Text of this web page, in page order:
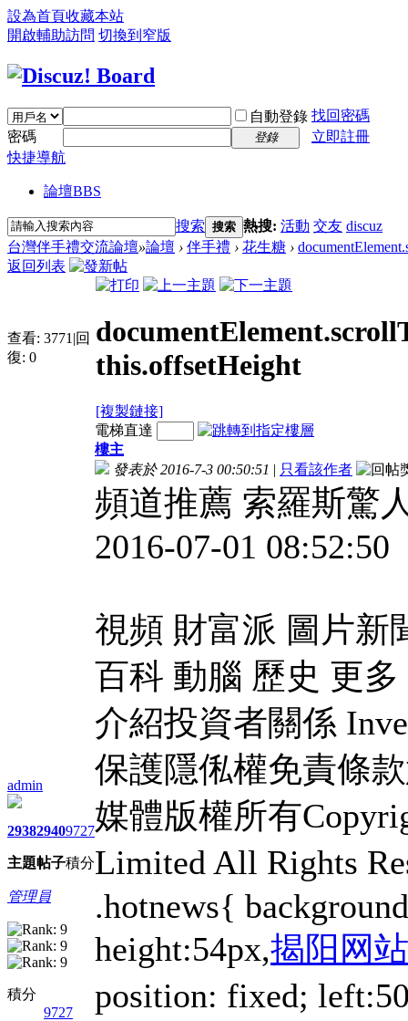
設為首頁收藏本站
開啟輔助訪問 切換到窄版
自動登錄 找回密碼
密碼
登錄
立即註冊
快捷導航
論壇BBS
搜索 搜索 熱搜: 活動 交友 discuz
台灣伴手禮交流論壇»論壇 › 伴手禮 › 花生糖 ›
返回列表
查看: 3771 |回
復: 0
this.offsetHeight
[複製鏈接]
admin
2938
主題
2940
帖子
9727
積分
管理員
積分
9727
電梯直達
樓主
發表於 2016-7-3 00:50:51 | 只看該作者
頻道推薦 索羅斯驚
2016-07-01 08:52:50
視頻 財富派 圖片新
百科 動腦 歷史 更
介紹投資者關係
保護隱俬權免責條
媒體版權所有
Limited All Rights
.hotnews{
height:54px,揭阳网
position: fixed;